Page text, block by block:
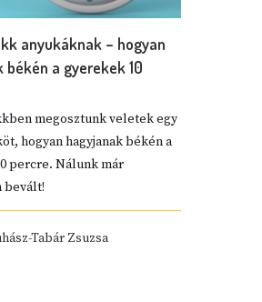
anyukáknak – hogyan
békén a gyerekek 10
megosztunk veletek egy
hogyan hagyjanak békén a
percre. Nálunk már
bevált!
Tabár Zsuzsa